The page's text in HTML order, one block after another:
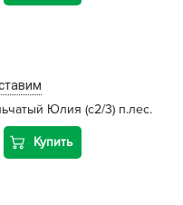
Юлия (с2/3) п.лес.
Купить